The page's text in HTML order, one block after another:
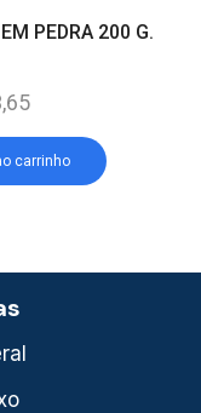
PEDRA 200 G.
carrinho